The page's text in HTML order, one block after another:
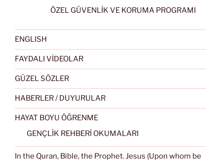
ÖZEL GÜVENLİK VE KORUMA PROGRAMI
ENGLISH
FAYDALI VİDEOLAR
GÜZEL SÖZLER
HABERLER / DUYURULAR
HAYAT BOYU ÖĞRENME
GENÇLİK REHBERİ OKUMALARI
In the Quran, Bible, the Prophet. Jesus (Upon whom be